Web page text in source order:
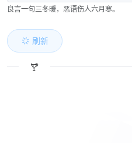
良言一句三冬暖，恶语伤人六月寒。
刷新